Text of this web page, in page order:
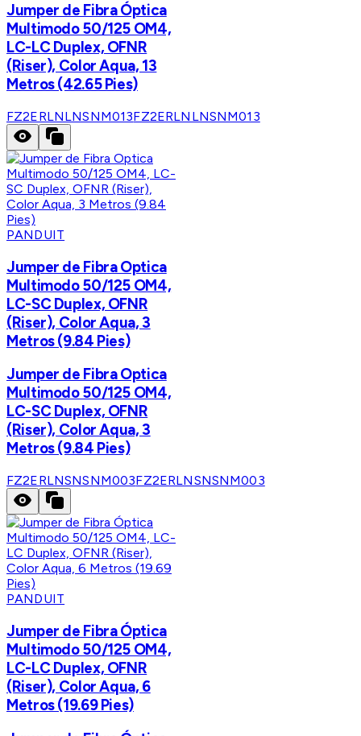
Jumper de Fibra Óptica
Multimodo 50/125 OM4,
LC-LC Duplex, OFNR
(Riser), Color Aqua, 13
Metros (42.65 Pies)
FZ2ERLNLNSNM013FZ2ERLNLNSNM013
PANDUIT
Jumper de Fibra Optica
Multimodo 50/125 OM4,
LC-SC Duplex, OFNR
(Riser), Color Aqua, 3
Metros (9.84 Pies)
Jumper de Fibra Optica
Multimodo 50/125 OM4,
LC-SC Duplex, OFNR
(Riser), Color Aqua, 3
Metros (9.84 Pies)
FZ2ERLNSNSNM003FZ2ERLNSNSNM003
PANDUIT
Jumper de Fibra Óptica
Multimodo 50/125 OM4,
LC-LC Duplex, OFNR
(Riser), Color Aqua, 6
Metros (19.69 Pies)